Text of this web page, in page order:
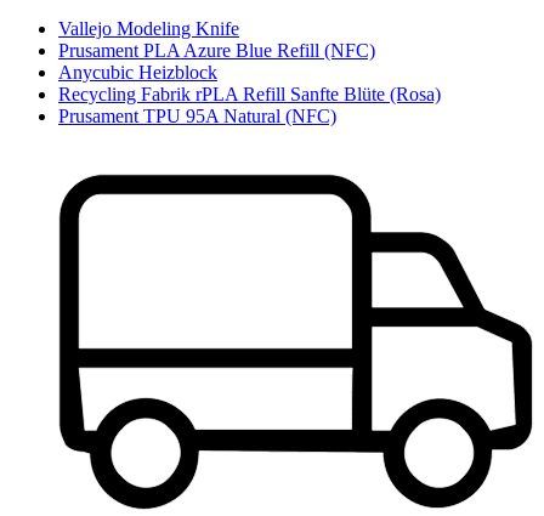
Vallejo Modeling Knife
Prusament PLA Azure Blue Refill (NFC)
Anycubic Heizblock
Recycling Fabrik rPLA Refill Sanfte Blüte (Rosa)
Prusament TPU 95A Natural (NFC)